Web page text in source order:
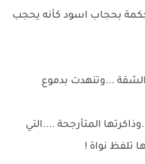
بحجاب اسود كأنه يحجب
...وتنهدت بدموع
المتأرجحة ....التي
تلفظ نواة !